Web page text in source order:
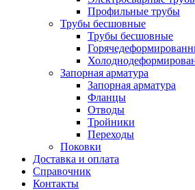
Профильные трубы
Трубы бесшовные
Трубы бесшовные
Запорная арматура
Запорная арматура
Фланцы
Отводы
Тройники
Переходы
Поковки
Доставка и оплата
Справочник
Контакты